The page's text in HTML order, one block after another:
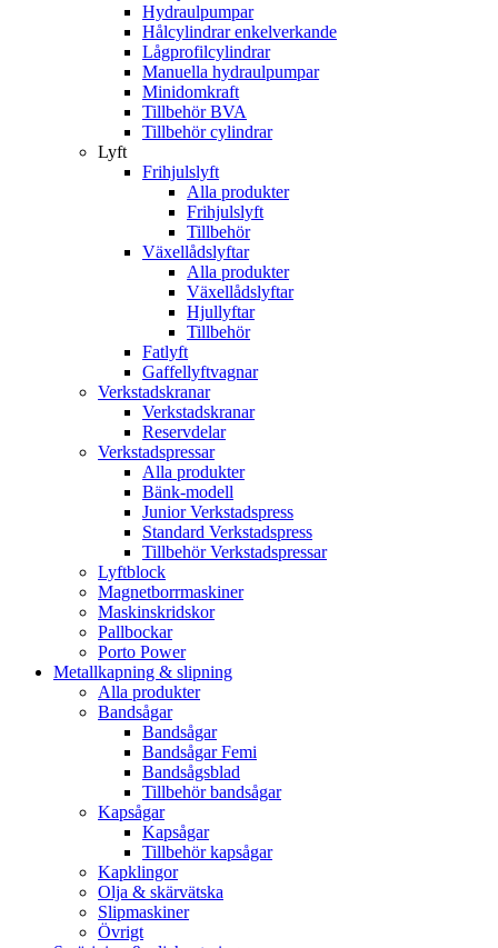
Hydraulpumpar
Hålcylindrar enkelverkande
Lågprofilcylindrar
Manuella hydraulpumpar
Minidomkraft
Tillbehör BVA
Tillbehör cylindrar
Lyft
Frihjulslyft
Alla produkter
Frihjulslyft
Tillbehör
Växellådslyftar
Alla produkter
Växellådslyftar
Hjullyftar
Tillbehör
Fatlyft
Gaffellyftvagnar
Verkstadskranar
Verkstadskranar
Reservdelar
Verkstadspressar
Alla produkter
Bänk-modell
Junior Verkstadspress
Standard Verkstadspress
Tillbehör Verkstadspressar
Lyftblock
Magnetborrmaskiner
Maskinskridskor
Pallbockar
Porto Power
Metallkapning & slipning
Alla produkter
Bandsågar
Bandsågar
Bandsågar Femi
Bandsågsblad
Tillbehör bandsågar
Kapsågar
Kapsågar
Tillbehör kapsågar
Kapklingor
Olja & skärvätska
Slipmaskiner
Övrigt